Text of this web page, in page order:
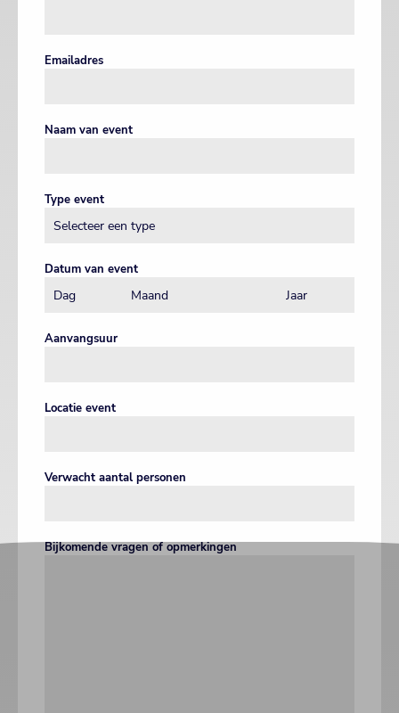
Emailadres
Naam van event
Type event
Datum van event
Aanvangsuur
Locatie event
Verwacht aantal personen
Bijkomende vragen of opmerkingen